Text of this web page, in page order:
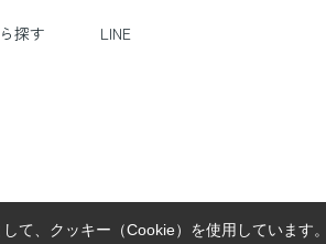
探す LINE
て、クッキー（Cookie）を使用しています。